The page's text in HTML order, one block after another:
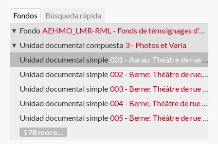
Fondos
Búsqueda rápida
Fondo AEHMO_LMR-RML - Fonds de témoignages d'anciennes et anciens militants
Unidad documental compuesta 3 - Photos et Varia
Unidad documental simple 001 - Aarau: Théâtre de rue en faveur de l'initiative fédérale pour la solution des délais en matière d'avortement
Unidad documental simple 002 - Berne: Théâtre de rue, Chili
Unidad documental simple 003 - Berne: Théâtre de rue Chili
Unidad documental simple 004 - Berne, Théâtre de rue Chili
Unidad documental simple 005 - Berne: Théâtre de rue Chili - banderoles
178 more...